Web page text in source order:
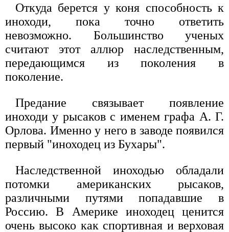
Откуда берется у коня способность к
иноходи, пока точно ответить
невозможно. Большинство ученых
считают этот аллюр наследственным,
передающимся из поколения в
поколение.
Предание связывает появление
иноходи у рысаков с именем графа А. Г.
Орлова. Именно у него в заводе появился
первый "иноходец из Бухары".
Наследственной иноходью обладали
потомки американских рысаков,
различными путями попадавшие в
Россию. В Америке иноходец ценится
очень высоко как спортивная и верховая